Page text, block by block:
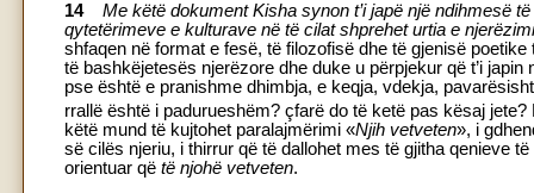
14
Me këtë dokument Kisha synon t’i japë një ndihmesë
qytetërimeve e kulturave në të cilat shprehet urtia e
shfaqen në format e fesë, të filozofisë dhe të gjenisë
të bashkëjetesës njerëzore dhe duke u përpjekur që t’i
pse është e pranishme dhimbja, e keqja, vdekja,
rrallë është i padurueshëm? çfarë do të ketë pas kësaj
këtë mund të kujtohet paralajmërimi «Njih vetveten», i
së cilës njeriu, i thirrur që të dallohet mes të gjitha qenieve
orientuar që të njohë vetveten.